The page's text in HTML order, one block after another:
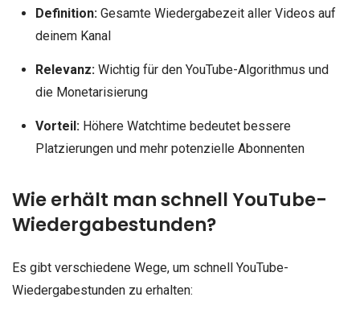
Definition:Gesamte Wiedergabezeit aller Videos auf
deinem Kanal
Relevanz:Wichtig für den YouTube-Algorithmus und
die Monetarisierung
Vorteil:Höhere Watchtime bedeutet bessere
Platzierungen und mehr potenzielle Abonnenten
Wie erhält man schnell YouTube-
Wiedergabestunden?
Es gibt verschiedene Wege, um schnell YouTube-
Wiedergabestunden zu erhalten: